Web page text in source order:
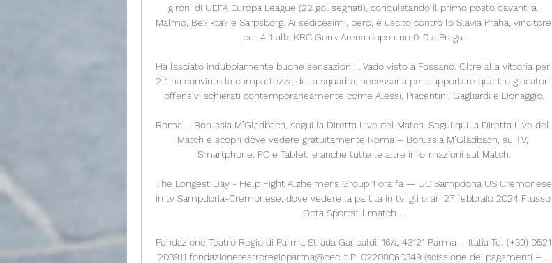
gironi di UEFA Europa League (22 gol segnati), conquistando il primo posto davanti a
Malmö, Be?ikta? e Sarpsborg. Ai sedicesimi, però, è uscito contro lo Slavia Praha, vincitore
per 4-1 alla KRC Genk Arena dopo uno 0-0 a Praga.
Ha lasciato indubbiamente buone sensazioni il Vado visto a Fossano. Oltre alla vittoria per
2-1 ha convinto la compattezza della squadra, necessaria per supportare quattro giocatori
offensivi schierati contemporaneamente come Alessi, Piacentini, Gagliardi e Donaggio.
Roma – Borussia M’Gladbach, segui la Diretta Live del Match. Segui qui la Diretta Live del
Match e scopri dove vedere gratuitamente Roma – Borussia M’Gladbach, su TV,
Smartphone, PC e Tablet, e anche tutte le altre informazioni sul Match.
The Longest Day - Help Fight Alzheimer's Group 1 ora fa — UC Sampdoria US Cremonese
in tv Sampdoria-Cremonese, dove vedere la partita in tv: gli orari 27 febbraio 2024 Flusso
Opta Sports: il match ...
Fondazione Teatro Regio di Parma Strada Garibaldi, 16/a 43121 Parma – Italia Tel (+39) 0521
203911 fondazioneteatroregioparma@pec.it PI 02208060349 (scissione dei pagamenti – …